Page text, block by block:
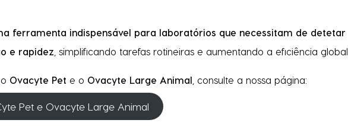
ferramenta indispensável para laboratórios que necessitam de detetar
e rapidez , simplificando tarefas rotineiras e aumentando a eficiência global.
Ovacyte Pet e o Ovacyte Large Animal , consulte a nossa página:
Pet e Ovacyte Large Animal